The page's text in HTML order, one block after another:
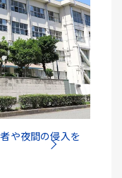
や夜間の侵入を